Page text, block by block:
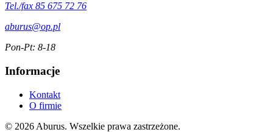
Tel./fax 85 675 72 76
aburus@op.pl
Pon-Pt: 8-18
Informacje
Kontakt
O firmie
© 2026 Aburus. Wszelkie prawa zastrzeżone.